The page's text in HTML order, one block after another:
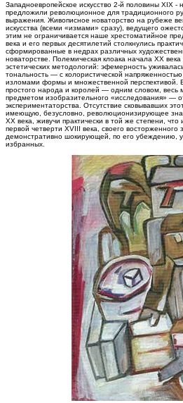
Западноевропейское искусство 2-й половины XIX -
предложили революционное для традиционного
выражения. Живописное новаторство на рубеже
искусства (всеми «измами» сразу), ведущего
этим не ограничивается наше хрестоматийное
века и его первых десятилетий столкнулись
сформированные в недрах различных
новаторстве. Полемическая клоака начала XX
эстетических методологий: эфемерность
тональность — с колористической
изломами формы и множественной перспективой.
простого народа и королей — одним словом, весь
предметом изобразительного «исследования» —
экспериментаторства. Отсутствие сковывавших
имеющую, безусловно, революционизирующее
XX века, живучи практически в той же степени,
первой четверти XVIII века, своего
демонстративно шокирующей, по его убеждению,
избранных.